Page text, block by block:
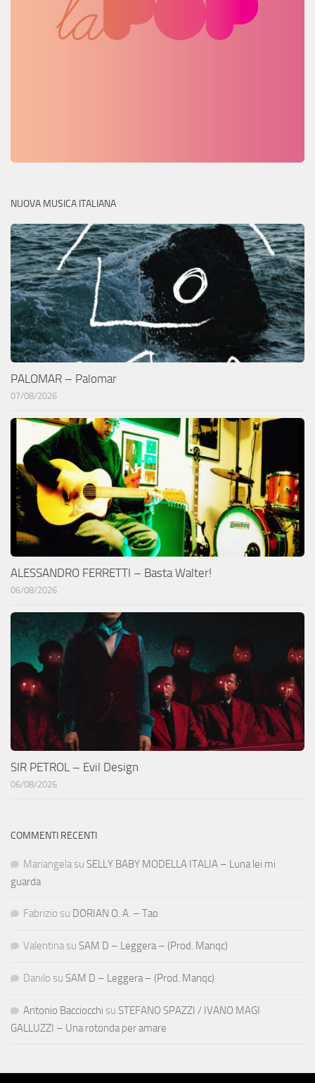
NUOVA MUSICA ITALIANA
PALOMAR – Palomar
07/08/2026
ALESSANDRO FERRETTI – Basta Walter!
06/08/2026
SIR PETROL – Evil Design
06/08/2026
COMMENTI RECENTI
Mariangela su SELLY BABY MODELLA ITALIA – Luna lei mi
guarda
Fabrizio su DORIAN O. A. – Tao
Valentina su SAM D – Leggera – (Prod. Manqc)
Danilo su SAM D – Leggera – (Prod. Manqc)
Antonio Bacciocchi su STEFANO SPAZZI / IVANO MAGI
GALLUZZI – Una rotonda per amare